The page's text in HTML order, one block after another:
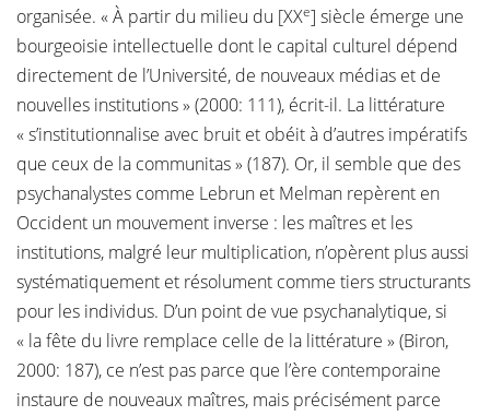
organisée. « À partir du milieu du [XXe] siècle émerge une
bourgeoisie intellectuelle dont le capital culturel dépend
directement de l’Université, de nouveaux médias et de
nouvelles institutions » (2000: 111), écrit-il. La littérature
« s’institutionnalise avec bruit et obéit à d’autres impératifs
que ceux de la communitas » (187). Or, il semble que des
psychanalystes comme Lebrun et Melman repèrent en
Occident un mouvement inverse : les maîtres et les
institutions, malgré leur multiplication, n’opèrent plus aussi
systématiquement et résolument comme tiers structurants
pour les individus. D’un point de vue psychanalytique, si
« la fête du livre remplace celle de la littérature » (Biron,
2000: 187), ce n’est pas parce que l’ère contemporaine
instaure de nouveaux maîtres, mais précisément parce